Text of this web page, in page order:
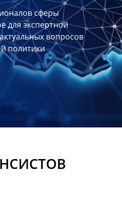
сферы
для экспертной
вопросов
политики